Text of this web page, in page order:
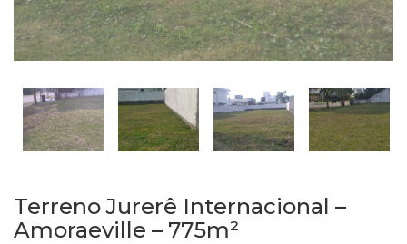
Terreno Jurerê Internacional –
Amoraeville – 775m²